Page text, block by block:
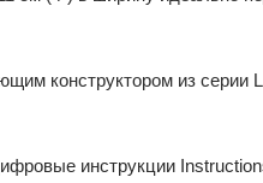
конструктором из
инструкции